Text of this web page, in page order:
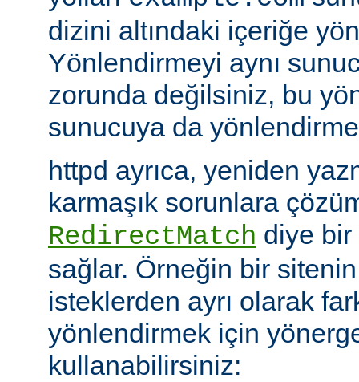
dizini altındaki içeriğe
Yönlendirmeyi aynı
zorunda değilsiniz, bu
sunucuya da
httpd ayrıca, yeniden
karmaşık sorunlara
RedirectMatch diye
sağlar. Örneğin bir
isteklerden ayrı olarak
yönlendirmek için
kullanabilirsiniz: